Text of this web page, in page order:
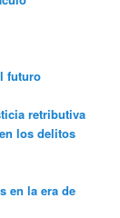
futuro
retributiva
los delitos
en la era de